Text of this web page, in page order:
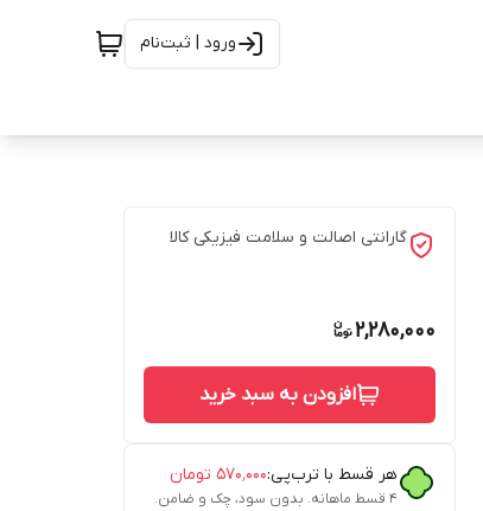
ورود | ثبت‌نام
گارانتی اصالت و سلامت فیزیکی کالا
2,280,000
افزودن به سبد خرید
هر قسط با ترب‌پی:۵۷۰٬۰۰۰ تومان
۴ قسط ماهانه. بدون سود، چک و ضامن.